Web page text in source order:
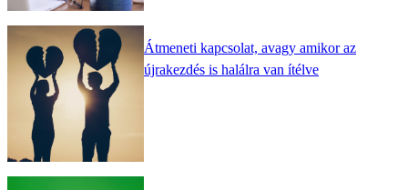
Átmeneti kapcsolat, avagy amikor az
újrakezdés is halálra van ítélve